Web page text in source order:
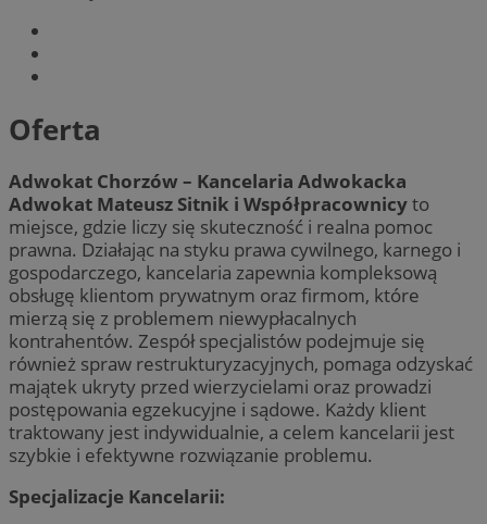
Oferta
Adwokat Chorzów – Kancelaria Adwokacka
Adwokat Mateusz Sitnik i Współpracownicyto
miejsce, gdzie liczy się skuteczność i realna pomoc
prawna. Działając na styku prawa cywilnego, karnego i
gospodarczego, kancelaria zapewnia kompleksową
obsługę klientom prywatnym oraz firmom, które
mierzą się z problemem niewypłacalnych
kontrahentów. Zespół specjalistów podejmuje się
również spraw restrukturyzacyjnych, pomaga odzyskać
majątek ukryty przed wierzycielami oraz prowadzi
postępowania egzekucyjne i sądowe. Każdy klient
traktowany jest indywidualnie, a celem kancelarii jest
szybkie i efektywne rozwiązanie problemu.
Specjalizacje Kancelarii: